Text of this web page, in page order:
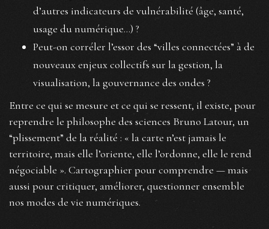
d’autres indicateurs de vulnérabilité (âge, santé,
usage du numérique…) ?
Peut-on corréler l’essor des “villes connectées” à de
nouveaux enjeux collectifs sur la gestion, la
visualisation, la gouvernance des ondes ?
Entre ce qui se mesure et ce qui se ressent, il existe, pour
reprendre le philosophe des sciences Bruno Latour, un
“plissement” de la réalité : « la carte n’est jamais le
territoire, mais elle l’oriente, elle l’ordonne, elle le rend
négociable ». Cartographier pour comprendre — mais
aussi pour critiquer, améliorer, questionner ensemble
nos modes de vie numériques.